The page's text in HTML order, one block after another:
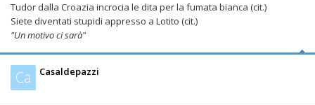
Tudor dalla Croazia incrocia le dita per la fumata bianca (cit.)
Siete diventati stupidi appresso a Lotito (cit.)
"Un motivo ci sarà"
Ca Casaldepazzi